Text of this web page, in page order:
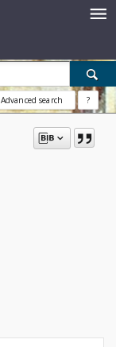
Advanced search ?